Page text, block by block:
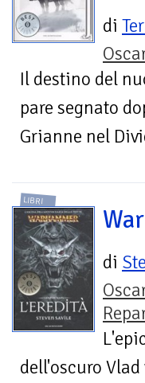
di
Il destino del
pare segnato
Grianne nel
LIBRI
di
dell'oscuro